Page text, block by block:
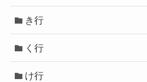
き行
く行
け行